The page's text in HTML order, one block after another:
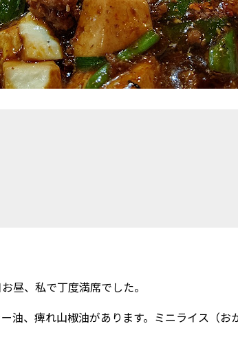
昼、私で丁度満席でした。
油、痺れ山椒油があります。ミニライス（お